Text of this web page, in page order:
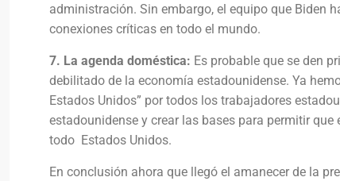
administración. Sin embargo, el equipo que Biden
conexiones críticas en todo el mundo.
7. La agenda doméstica: Es probable que se den
debilitado de la economía estadounidense. Ya
Estados Unidos” por todos los trabajadores
estadounidense y crear las bases para permitir
todo Estados Unidos.
En conclusión ahora que llegó el amanecer de la